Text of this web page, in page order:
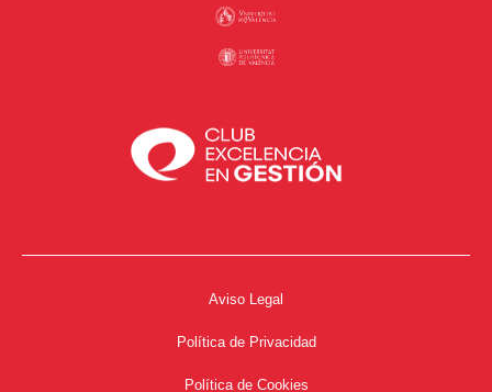
Aviso Legal
Política de Privacidad
Política de Cookies